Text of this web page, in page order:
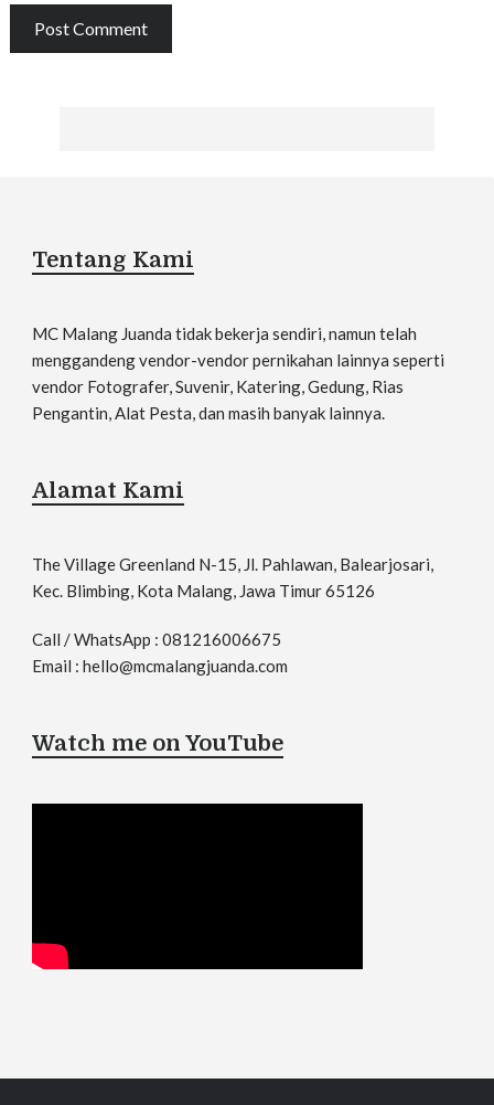
Tentang Kami
MC Malang Juanda tidak bekerja sendiri, namun telah
menggandeng vendor-vendor pernikahan lainnya seperti
vendor Fotografer, Suvenir, Katering, Gedung, Rias
Pengantin, Alat Pesta, dan masih banyak lainnya.
Alamat Kami
The Village Greenland N-15, Jl. Pahlawan, Balearjosari,
Kec. Blimbing, Kota Malang, Jawa Timur 65126
Call / WhatsApp : 081216006675
Email : hello@mcmalangjuanda.com
Watch me on YouTube